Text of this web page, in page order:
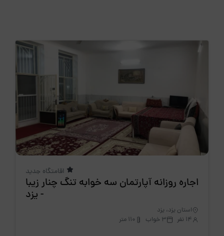
اقامتگاه جدید
اجاره روزانه آپارتمان سه خوابه تنگ چنار زیبا
- یزد
استان یزد، یزد
14 نفر
3 خواب 110 متر